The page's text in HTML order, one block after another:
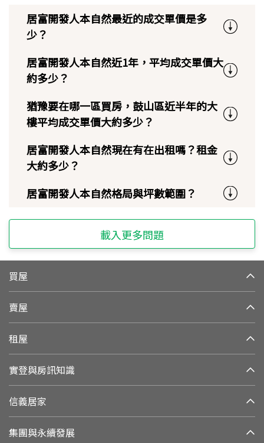
居富開發人本自然最近的成交單價是多
少？
居富開發人本自然近1年，平均成交單價大
約多少？
猶豫要在哪一區買房，鼓山區近半年的大
樓平均成交單價大約多少？
居富開發人本自然現在有在出租嗎？租金
大約多少？
居富開發人本自然格局與坪數範圍？
載入更多問題
買屋
賣屋
租屋
實登與房訊知識
信義居家
集團與永續發展